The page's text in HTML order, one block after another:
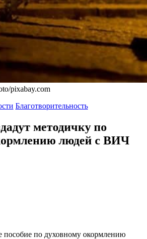
pixabay.com
Благотворительность
методичку по
людей с ВИЧ
пособие по духовному окормлению